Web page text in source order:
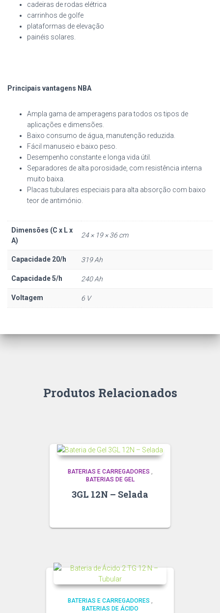
cadeiras de rodas elétrica
carrinhos de golfe
plataformas de elevação
painéis solares.
Principais vantagens NBA
Ampla gama de amperagens para todos os tipos de
aplicações e dimensões.
Baixo consumo de água, manutenção reduzida.
Fácil manuseio e baixo peso.
Desempenho constante e longa vida útil.
Separadores de alta porosidade, com resistência interna
muito baixa.
Placas tubulares especiais para alta absorção com baixo
teor de antimónio.
Dimensões (C x L x
A)
24 × 19 × 36 cm
Capacidade 20/h 319 Ah
Capacidade 5/h 240 Ah
Voltagem 6 V
Produtos Relacionados
BATERIAS E CARREGADORES ,
BATERIAS DE GEL
3GL 12N – Selada
BATERIAS E CARREGADORES ,
BATERIAS DE ÁCIDO